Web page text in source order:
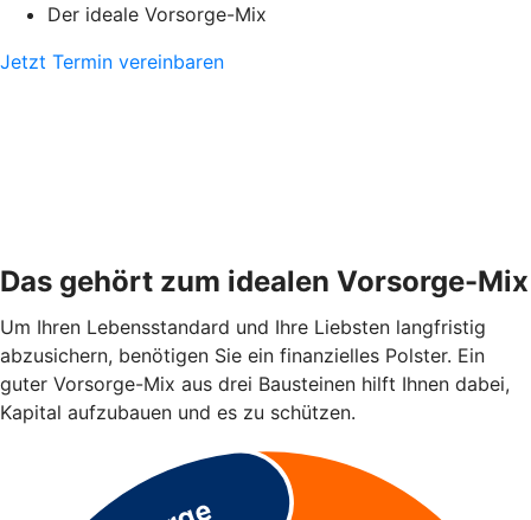
Der ideale Vorsorge-Mix
Jetzt Termin vereinbaren
Das gehört zum idealen Vorsorge-Mix
Um Ihren Lebensstandard und Ihre Liebsten langfristig
abzusichern, benötigen Sie ein finanzielles Polster. Ein
guter Vorsorge-Mix aus drei Bausteinen hilft Ihnen dabei,
Kapital aufzubauen und es zu schützen.